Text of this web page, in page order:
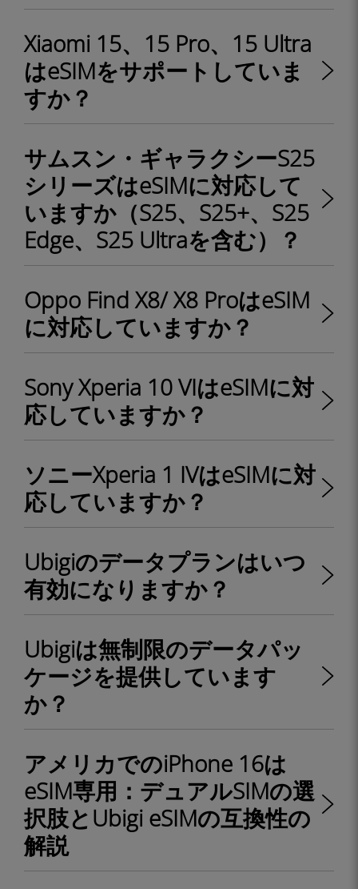
Xiaomi 15、15 Pro、15 Ultra
はeSIMをサポートしていま
すか？
サムスン・ギャラクシーS25
シリーズはeSIMに対応して
いますか（S25、S25+、S25
Edge、S25 Ultraを含む）？
Oppo Find X8/ X8 ProはeSIM
に対応していますか？
Sony Xperia 10 VIはeSIMに対
応していますか？
ソニーXperia 1 IVはeSIMに対
応していますか？
Ubigiのデータプランはいつ
有効になりますか？
Ubigiは無制限のデータパッ
ケージを提供しています
か？
アメリカでのiPhone 16は
eSIM専用：デュアルSIMの選
択肢とUbigi eSIMの互換性の
解説